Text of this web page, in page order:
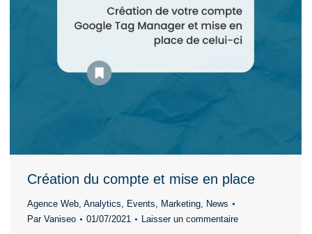
Création du compte et mise en place
Agence Web, Analytics, Events, Marketing, News
Par Vaniseo 01/07/2021 Laisser un commentaire